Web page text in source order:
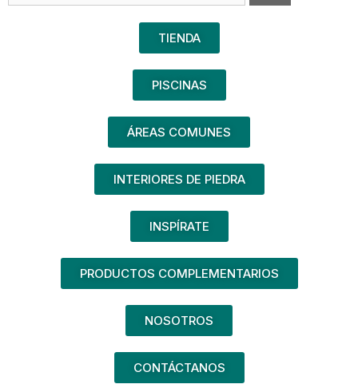
TIENDA
PISCINAS
ÁREAS COMUNES
INTERIORES DE PIEDRA
INSPÍRATE
PRODUCTOS COMPLEMENTARIOS
NOSOTROS
CONTÁCTANOS